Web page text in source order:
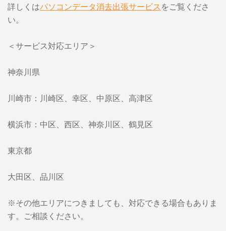
詳しくはパソコンデータ消去出張サービスをご覧くださ
い。
＜サービス対応エリア＞
神奈川県
川崎市：川崎区、幸区、中原区、高津区
横浜市：中区、西区、神奈川区、鶴見区
東京都
大田区、品川区
※その他エリアにつきましても、対応できる場合もありま
す。ご相談ください。